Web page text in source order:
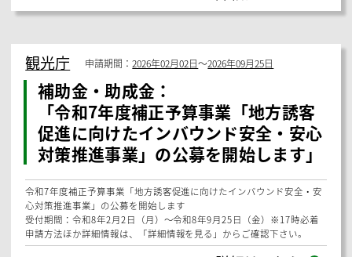
詳細はこちら
匝瑳市 申請期間：〜期限なし
【匝瑳市】融資・貸付：
「市の資金融資制度」
千葉県信用保証協会の信用保証に基づき中小企業者の金融難を緩和し、
企業の健全な経営発展を図るため設けられた制度です。約定通り返済さ
れた場合には、毎年利子補給を受けることができます。